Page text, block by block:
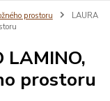
prostoru
LAURA
LAMINO,
prostoru